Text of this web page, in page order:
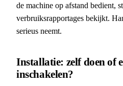
de machine op afstand bedient,
verbruiksrapportages bekijkt.
serieus neemt.
Installatie: zelf doen of
inschakelen?